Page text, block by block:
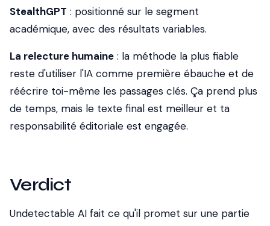
StealthGPT : positionné sur le segment
académique, avec des résultats variables.
La relecture humaine : la méthode la plus fiable
reste d'utiliser l'IA comme première ébauche et de
réécrire toi-même les passages clés. Ça prend plus
de temps, mais le texte final est meilleur et ta
responsabilité éditoriale est engagée.
Verdict
Undetectable AI fait ce qu'il promet sur une partie